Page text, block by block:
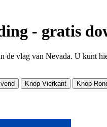
- gratis
de vlag van Nevada. U kunt
Knop Vierkant Knop